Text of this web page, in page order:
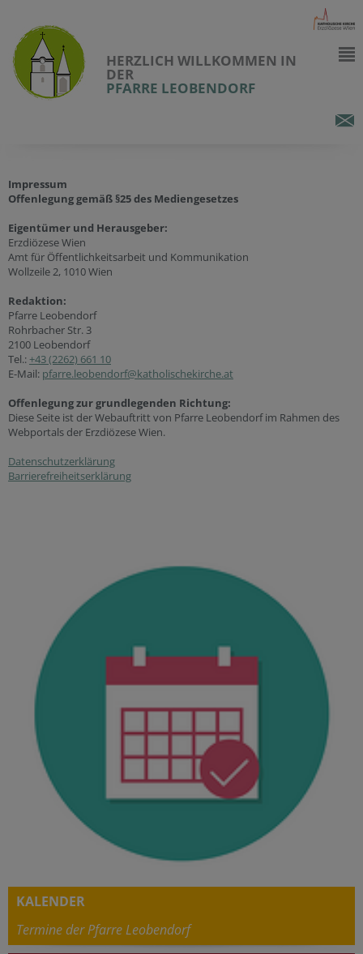
HERZLICH WILLKOMMEN IN
DER
PFARRE LEOBENDORF
Impressum
Offenlegung gemäß §25 des Mediengesetzes
Eigentümer und Herausgeber:
Erzdiözese Wien
Amt für Öffentlichkeitsarbeit und Kommunikation
Wollzeile 2, 1010 Wien
Redaktion:
Pfarre Leobendorf
Rohrbacher Str. 3
2100 Leobendorf
Tel.: +43 (2262) 661 10
E-Mail: pfarre.leobendorf@katholischekirche.at
Offenlegung zur grundlegenden Richtung:
Diese Seite ist der Webauftritt von Pfarre Leobendorf im Rahmen des
Webportals der Erzdiözese Wien.
Datenschutzerklärung
Barrierefreiheitserklärung
KALENDER
Termine der Pfarre Leobendorf